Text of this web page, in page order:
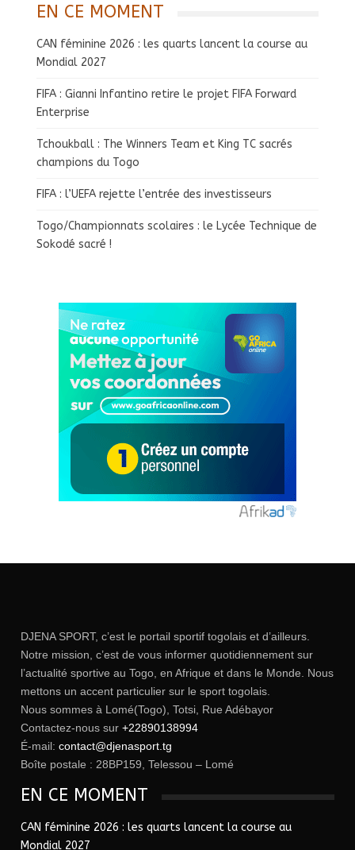
EN CE MOMENT
CAN féminine 2026 : les quarts lancent la course au
Mondial 2027
FIFA : Gianni Infantino retire le projet FIFA Forward
Enterprise
Tchoukball : The Winners Team et King TC sacrés
champions du Togo
FIFA : l’UEFA rejette l’entrée des investisseurs
Togo/Championnats scolaires : le Lycée Technique de
Sokodé sacré !
DJENA SPORT, c’est le portail sportif togolais et d’ailleurs.
Notre mission, c’est de vous informer quotidiennement sur
l’actualité sportive au Togo, en Afrique et dans le Monde. Nous
mettons un accent particulier sur le sport togolais.
Nous sommes à Lomé(Togo), Totsi, Rue Adébayor
Contactez-nous sur +22890138994
É-mail: contact@djenasport.tg
Boîte postale : 28BP159, Telessou – Lomé
EN CE MOMENT
CAN féminine 2026 : les quarts lancent la course au
Mondial 2027